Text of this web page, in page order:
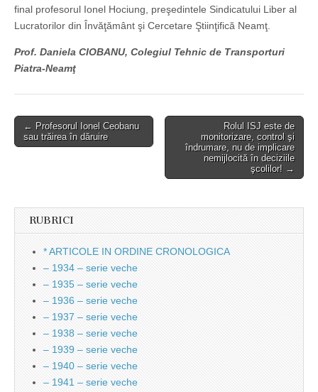
final profesorul Ionel Hociung, preşedintele Sindicatului Liber al
Lucratorilor din Învăţământ şi Cercetare Ştiinţifică Neamţ.
Prof. Daniela CIOBANU, Colegiul Tehnic de Transporturi
Piatra-Neamţ
Post
navigation
← Profesorul Ionel Ceobanu
sau trăirea în dăruire
Rolul ISJ este de
monitorizare, control şi
îndrumare, nu de implicare
nemijlocită în deciziile
şcolilor! →
RUBRICI
* ARTICOLE IN ORDINE CRONOLOGICA
– 1934 – serie veche
– 1935 – serie veche
– 1936 – serie veche
– 1937 – serie veche
– 1938 – serie veche
– 1939 – serie veche
– 1940 – serie veche
– 1941 – serie veche